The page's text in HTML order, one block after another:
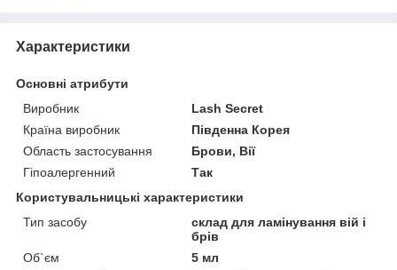
Характеристики
Основні атрибути
Виробник
Lash Secret
Країна виробник
Південна Корея
Область застосування
Брови, Вії
Гіпоалергенний
Так
Користувальницькі характеристики
Тип засобу
склад для ламінування вій і
брів
Об`єм
5 мл